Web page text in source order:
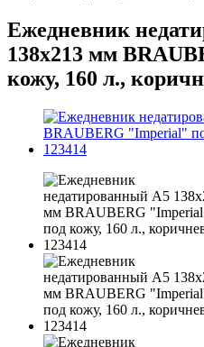
Ежедневник
138х213 мм
кожу, 160 л.,